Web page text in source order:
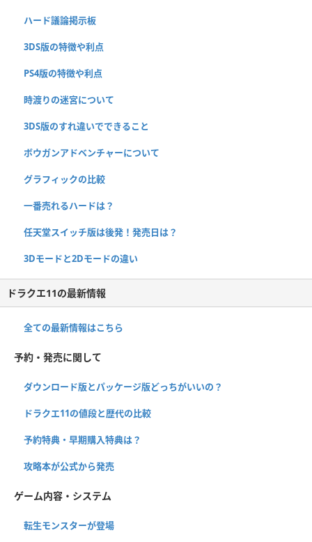
ハード議論掲示板
3DS版の特徴や利点
PS4版の特徴や利点
時渡りの迷宮について
3DS版のすれ違いでできること
ボウガンアドベンチャーについて
グラフィックの比較
一番売れるハードは？
任天堂スイッチ版は後発！発売日は？
3Dモードと2Dモードの違い
ドラクエ11の最新情報
全ての最新情報はこちら
予約・発売に関して
ダウンロード版とパッケージ版どっちがいいの？
ドラクエ11の値段と歴代の比較
予約特典・早期購入特典は？
攻略本が公式から発売
ゲーム内容・システム
転生モンスターが登場